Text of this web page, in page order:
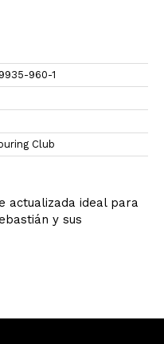
960-1
Club
actualizada ideal para
y sus